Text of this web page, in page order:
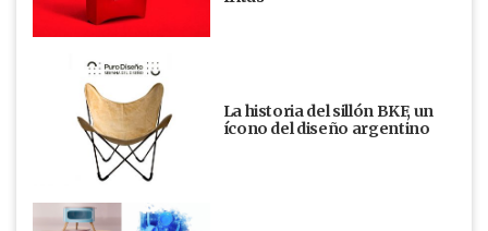
La historia del sillón BKF, un
ícono del diseño argentino